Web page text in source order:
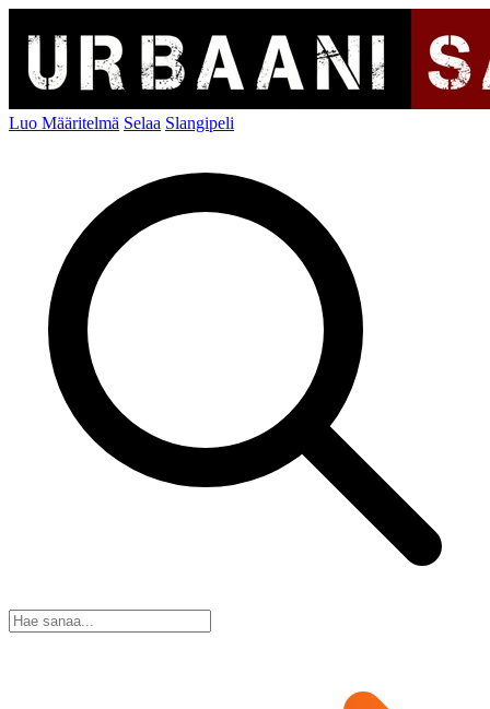
Luo Määritelmä Selaa Slangipeli